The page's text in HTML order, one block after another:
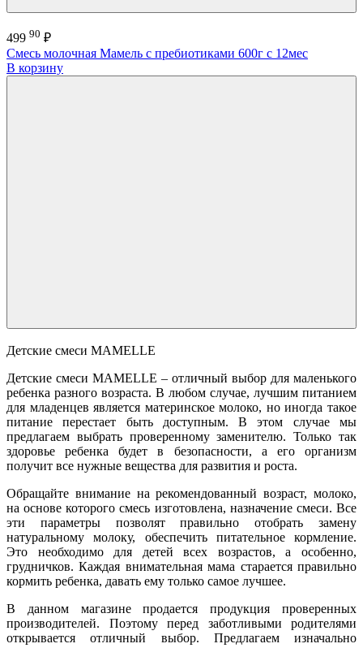
499 90 ₽
Смесь молочная Мамель с пребиотиками 600г с 12мес
В корзину
Детские смеси MAMELLE
Детские смеси MAMELLE – отличный выбор для маленького
ребенка разного возраста. В любом случае, лучшим питанием
для младенцев является материнское молоко, но иногда такое
питание перестает быть доступным. В этом случае мы
предлагаем выбрать проверенному заменителю. Только так
здоровье ребенка будет в безопасности, а его организм
получит все нужные вещества для развития и роста.
Обращайте внимание на рекомендованный возраст, молоко,
на основе которого смесь изготовлена, назначение смеси. Все
эти параметры позволят правильно отобрать замену
натуральному молоку, обеспечить питательное кормление.
Это необходимо для детей всех возрастов, а особенно,
грудничков. Каждая внимательная мама старается правильно
кормить ребенка, давать ему только самое лучшее.
В данном магазине продается продукция проверенных
производителей. Поэтому перед заботливыми родителями
открывается отличный выбор. Предлагаем изначально